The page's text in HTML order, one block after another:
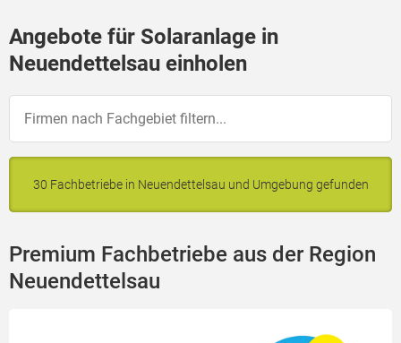
Angebote für Solaranlage in
Neuendettelsau einholen
30 Fachbetriebe in Neuendettelsau und Umgebung gefunden
Premium Fachbetriebe aus der Region
Neuendettelsau